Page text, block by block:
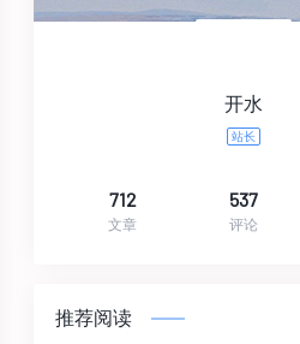
开水
站长
712
文章
537
评论
推荐阅读